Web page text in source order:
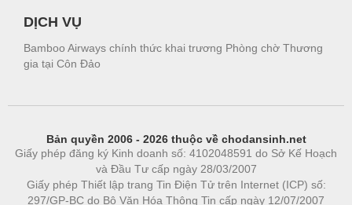
DỊCH VỤ
Bamboo Airways chính thức khai trương Phòng chờ Thương
gia tại Côn Đảo
Bản quyền 2006 - 2026 thuộc về chodansinh.net
Giấy phép đăng ký Kinh doanh số: 4102048591 do Sở Kế Hoạch
và Đầu Tư cấp ngày 28/03/2007
Giấy phép Thiết lập trang Tin Điện Tử trên Internet (ICP) số:
297/GP-BC do Bộ Văn Hóa Thông Tin cấp ngày 12/07/2007